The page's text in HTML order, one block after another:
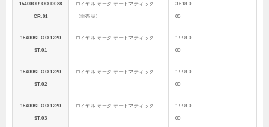
15400OR.OO.D088
CR.01
ロイヤル オーク オートマティック
【非売品】
3.618.0
00
15400ST.OO.1220
ST.01
ロイヤル オーク オートマティック 1.998.0
00
15400ST.OO.1220
ST.02
ロイヤル オーク オートマティック 1.998.0
00
15400ST.OO.1220
ST.03
ロイヤル オーク オートマティック 1.998.0
00